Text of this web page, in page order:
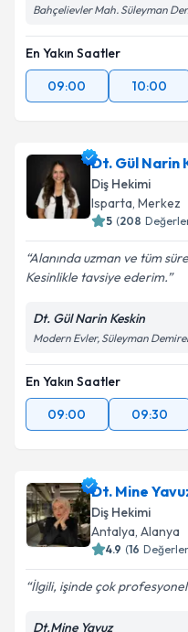
Metni'ni okudum
kapsamda
Bahçelievler Mah. Süleyman
En Yakın Saatler
09:00
10:00
Dt. Gül Narin
Diş Hekimi
Isparta, Merkez
5 (208
Alanında uzman ve tüm
Kesinlikle tavsiye ederim.
Dt. Gül Narin Keskin
Modern Evler, Süleyman
En Yakın Saatler
09:00
09:30
Dt. Mine
Diş Hekimi
Antalya, Alanya
4.9 (16
İlgili, işinde çok
Dt.Mine Yavuz